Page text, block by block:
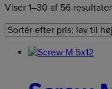
Viser 1–30 af 56 resultater